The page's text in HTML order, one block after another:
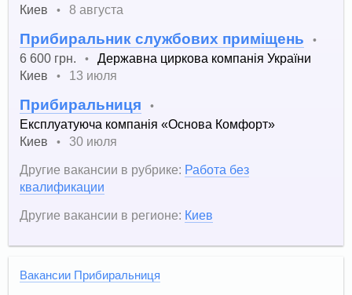
Киев
• 8 августа
Прибиральник службових приміщень •
6 600 грн. •
Державна циркова компанія України
Киев
• 13 июля
Прибиральниця •
Експлуатуюча компанія «Основа Комфорт»
Киев
•
30 июля
Другие вакансии в рубрике: Работа без
квалификации
Другие вакансии в регионе: Киев
Вакансии Прибиральниця